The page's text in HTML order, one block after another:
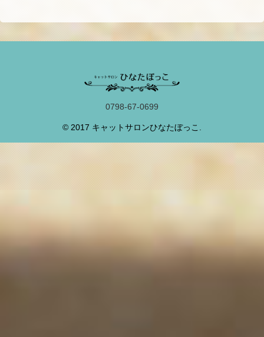
0798-67-0699
© 2017 キャットサロンひなたぼっこ.